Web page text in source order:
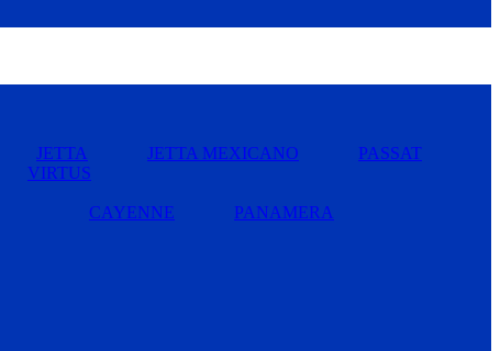
JETTA JETTA MEXICANO
PASSAT
VIRTUS
CAYENNE PANAMERA